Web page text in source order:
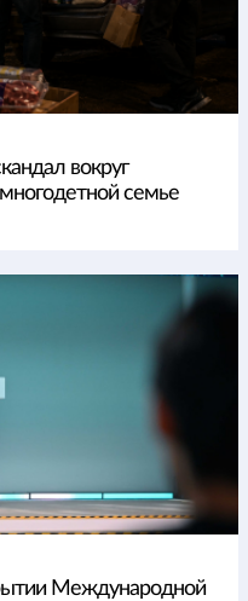
вокруг
семье
Международной